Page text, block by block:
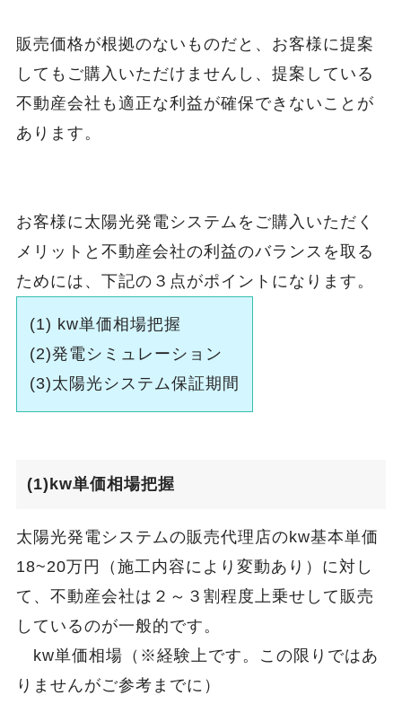
販売価格が根拠のないものだと、お客様に提案
してもご購入いただけませんし、提案している
不動産会社も適正な利益が確保できないことが
あります。
お客様に太陽光発電システムをご購入いただく
メリットと不動産会社の利益のバランスを取る
ためには、下記の３点がポイントになります。
(1) kw単価相場把握
(2)発電シミュレーション
(3)太陽光システム保証期間
(1)kw単価相場把握
太陽光発電システムの販売代理店のkw基本単価
18~20万円（施工内容により変動あり）に対し
て、不動産会社は２～３割程度上乗せして販売
しているのが一般的です。
kw単価相場（※経験上です。この限りではあ
りませんがご参考までに）